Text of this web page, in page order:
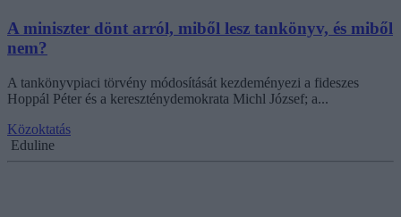
A miniszter dönt arról, miből lesz tankönyv, és miből
nem?
A tankönyvpiaci törvény módosítását kezdeményezi a fideszes
Hoppál Péter és a kereszténydemokrata Michl József; a...
Közoktatás
Eduline